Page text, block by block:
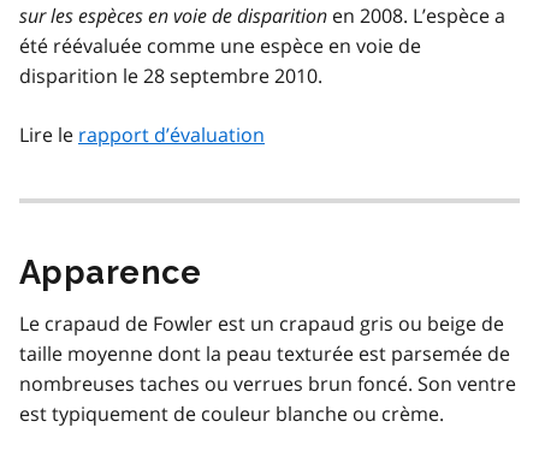
sur les espèces en voie de disparition en 2008. L’espèce a
été réévaluée comme une espèce en voie de
disparition le 28 septembre 2010.
Lire le rapport d’évaluation
Apparence
Le crapaud de Fowler est un crapaud gris ou beige de
taille moyenne dont la peau texturée est parsemée de
nombreuses taches ou verrues brun foncé. Son ventre
est typiquement de couleur blanche ou crème.